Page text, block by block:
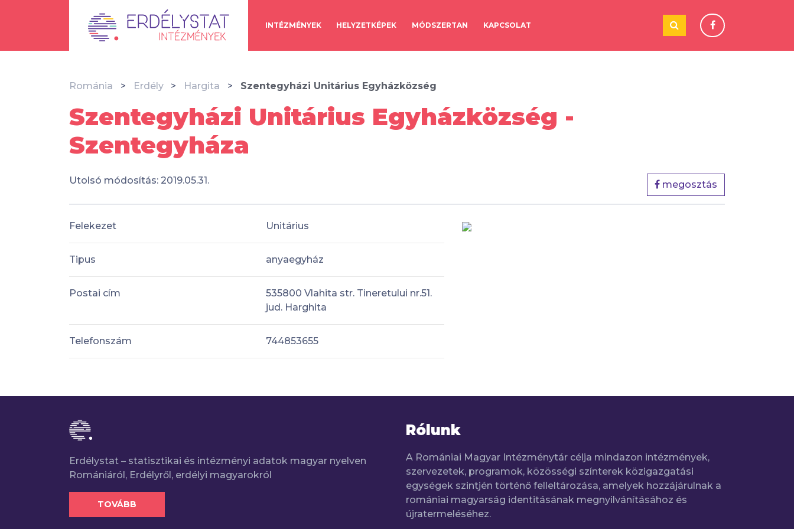
INTÉZMÉNYEK HELYZETKÉPEK MÓDSZERTAN KAPCSOLAT
Románia Erdély Hargita Szentegyházi Unitárius Egyházközség
Szentegyházi Unitárius Egyházközség -
Szentegyháza
Utolsó módosítás: 2019.05.31. megosztás
Felekezet Unitárius
Tipus anyaegyház
Postai cím
535800 Vlahita str. Tineretului nr.51.
jud. Harghita
Telefonszám 744853655
Erdélystat – statisztikai és intézményi adatok magyar nyelven
Romániáról, Erdélyről, erdélyi magyarokról
TOVÁBB
Rólunk
A Romániai Magyar Intézménytár célja mindazon intézmények,
szervezetek, programok, közösségi színterek közigazgatási
egységek szintjén történő felleltározása, amelyek hozzájárulnak a
romániai magyarság identitásának megnyilvánításához és
újratermeléséhez.